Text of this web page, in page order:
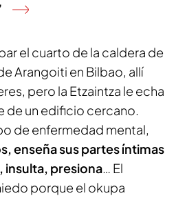
el cuarto de la caldera de
Arangoiti en Bilbao, allí
pero la Etzaintza le echa
de un edificio cercano.
de enfermedad mental,
enseña sus partes íntimas
insulta, presiona… El
porque el okupa